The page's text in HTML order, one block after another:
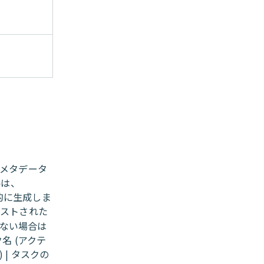
タデータ
、
生成しま
トされた
い場合は
(アクテ
| タスクの